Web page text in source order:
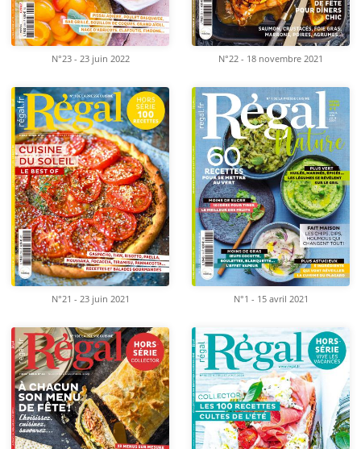
N°23 - 23 juin 2022 N°22 - 18 novembre 2021
N°21 - 23 juin 2021 N°1 - 15 avril 2021